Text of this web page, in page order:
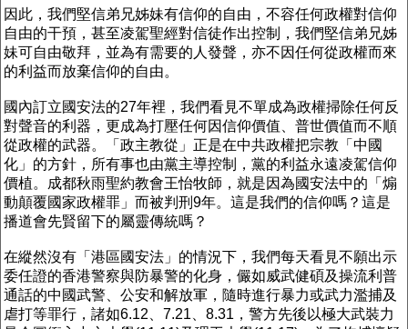
因此，我們堅信弟兄姊妹有信仰的自由，不容任何政權對信仰
自由的干預，甚至凌駕聖經對信徒作出控制，我們堅信弟兄姊
妹可自由敬拜，並為有需要的人發聲，亦不因任何從政權而來
的利益而放棄信仰的自由。
國內訂立國安法的27年裡，我們看見不單成為政權掃除任何反
對聲音的利器，更成為打壓任何因信仰價值、普世價值而不順
從政權的武器。「政主教從」正是在中共政權把宗教「中國
化」的方針，所有事也由黨主導控制，黨的利益永遠凌駕信仰
價植。成都秋雨聖約教會王怡牧師，就是因為國安法中的「煽
動顛覆國家政權罪」而被判刑9年。這是我們的信仰嗎？這是
播道會先賢留下的屬靈傳統嗎？
在縱然沒有「港區國安法」的情況下，我們每天看見不願出示
委任證的香港警察與防暴警的化身，儼如威武健碩及操流利普
通話的中國武警、公安和解放軍，隨時進行暴力或武力濫捕及
虐打等罪行，諸如6.12、7.21、8.31，警方先後以極大武裝力